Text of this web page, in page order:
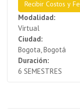
Recibir Costos y
Modalidad:
Virtual
Ciudad:
Bogota, Bogotá
Duración:
6 SEMESTRES